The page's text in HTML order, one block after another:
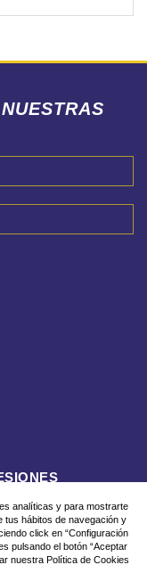
LIGA F8
analíticas y para mostrarte
tus hábitos de navegación y
click en “Configuración
pulsando el botón “Aceptar
nuestra Política de Cookies